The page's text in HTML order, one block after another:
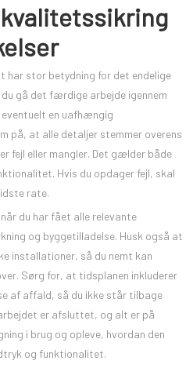
har stor betydning for det endelige
gå det færdige arbejde igennem
eventuelt en uafhængig
på, at alle detaljer stemmer overens
fejl eller mangler. Det gælder både
Hvis du opdager fejl, skal
rate.
du har fået alle relevante
og byggetilladelse. Husk også at
installationer, så du nemt kan
Sørg for, at tidsplanen inkluderer
af affald, så du ikke står tilbage
er afsluttet, og alt er på
i brug og opleve, hvordan den
og funktionalitet.